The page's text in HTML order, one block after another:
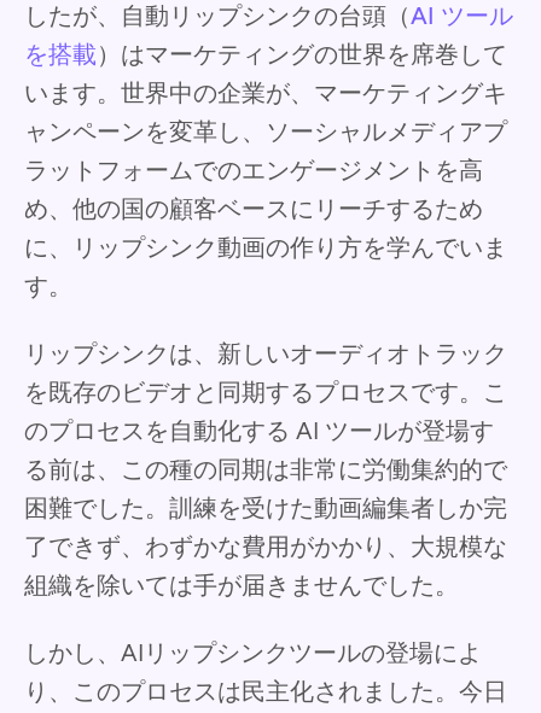
したが、自動リップシンクの台頭（AI ツール
を搭載）はマーケティングの世界を席巻して
います。世界中の企業が、マーケティングキ
ャンペーンを変革し、ソーシャルメディアプ
ラットフォームでのエンゲージメントを高
め、他の国の顧客ベースにリーチするため
に、リップシンク動画の作り方を学んでいま
す。
リップシンクは、新しいオーディオトラック
を既存のビデオと同期するプロセスです。こ
のプロセスを自動化する AI ツールが登場す
る前は、この種の同期は非常に労働集約的で
困難でした。訓練を受けた動画編集者しか完
了できず、わずかな費用がかかり、大規模な
組織を除いては手が届きませんでした。
しかし、AIリップシンクツールの登場によ
り、このプロセスは民主化されました。今日